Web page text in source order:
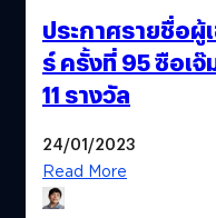
ประกาศรายชื่อผู้
ร์ ครั้งที่ 95 ซือเ
11 รางวัล
24/01/2023
Read More